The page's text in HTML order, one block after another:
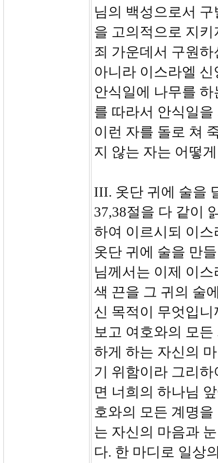
님의 백성으로서
을 고의적으로 지
죄 가운데서 구원
아니라 이스라엘
안식일에 나무를
를 따라서 안식일
이런 자를 돌로 쳐
지 않는 자는 어떻
III. 옷단 귀에 술을
37,38절을 다 같이
하여 이르시되 이
옷단 귀에 술을 만
님께서는 이제 이
색 끈을 그 귀의 술
신 목적이 무엇입니
보고 여호와의 모
하게 하는 자신의
기 위함이라 그리
면 너희의 하나님
호와의 모든 계명
는 자신의 마음과
다. 한 마디로 일상